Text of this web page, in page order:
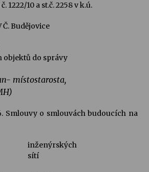
1222/10 a st.č. 2258 v k.ú.
Budějovice
objektů do správy
místostarosta,
Smlouvy o smlouvách budoucích na
inženýrských
sítí